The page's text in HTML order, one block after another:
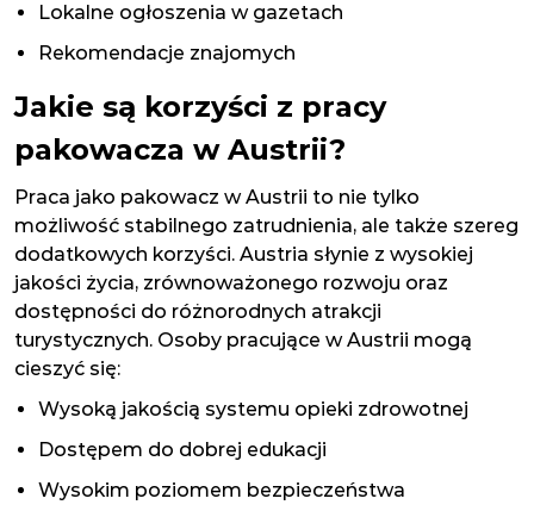
Lokalne ogłoszenia w gazetach
Rekomendacje znajomych
Jakie są korzyści z pracy
pakowacza w Austrii?
Praca jako pakowacz w Austrii to nie tylko
możliwość stabilnego zatrudnienia, ale także szereg
dodatkowych korzyści. Austria słynie z wysokiej
jakości życia, zrównoważonego rozwoju oraz
dostępności do różnorodnych atrakcji
turystycznych. Osoby pracujące w Austrii mogą
cieszyć się:
Wysoką jakością systemu opieki zdrowotnej
Dostępem do dobrej edukacji
Wysokim poziomem bezpieczeństwa